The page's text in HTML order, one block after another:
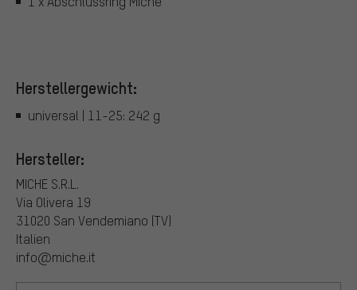
Herstellergewicht:
universal | 11-25: 242 g
Hersteller:
MICHE S.R.L.
Via Olivera 19
31020 San Vendemiano (TV)
Italien
info@miche.it